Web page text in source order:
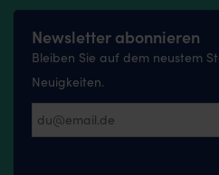
Newsletter abonnieren
Bleiben Sie auf dem neustem
Neuigkeiten.